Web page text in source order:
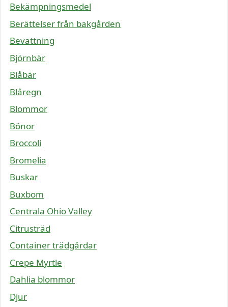
Bekämpningsmedel
Berättelser från bakgården
Bevattning
Björnbär
Blåbär
Blåregn
Blommor
Bönor
Broccoli
Bromelia
Buskar
Buxbom
Centrala Ohio Valley
Citrusträd
Container trädgårdar
Crepe Myrtle
Dahlia blommor
Djur